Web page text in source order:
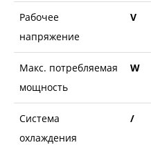
Рабочее
напряжение
V
Макс. потребляемая
мощность
W
Система
охлаждения
/